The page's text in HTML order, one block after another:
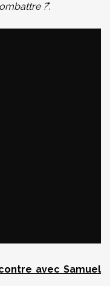
?".
avec Samuel